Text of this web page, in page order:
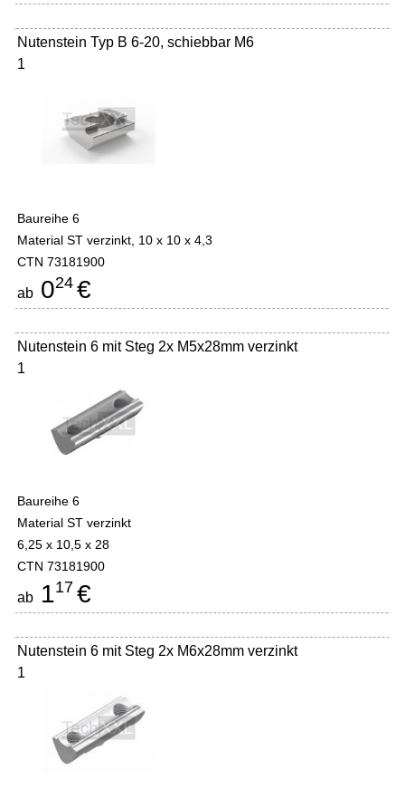
Nutenstein Typ B 6-20, schiebbar M6
1
Baureihe 6
Material ST verzinkt, 10 x 10 x 4,3
CTN 73181900
ab 024 €
Nutenstein 6 mit Steg 2x M5x28mm verzinkt
1
Baureihe 6
Material ST verzinkt
6,25 x 10,5 x 28
CTN 73181900
ab 117 €
Nutenstein 6 mit Steg 2x M6x28mm verzinkt
1